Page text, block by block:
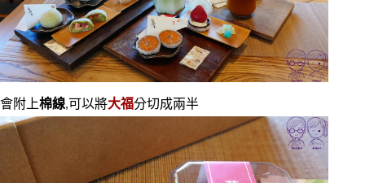
會附上棉線,可以將大福分切成兩半